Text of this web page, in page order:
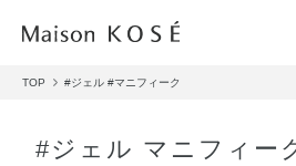
TOP #ジェル #マニフィーク
#ジェル マニフィー